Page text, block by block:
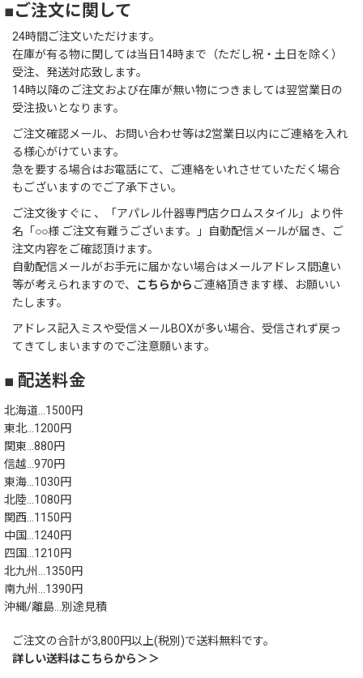
■ご注文に関して
24時間ご注文いただけます。
在庫が有る物に関しては当日14時まで（ただし祝・土日を除く）
受注、発送対応致します。
14時以降のご注文および在庫が無い物につきましては翌営業日の
受注扱いとなります。
ご注文確認メール、お問い合わせ等は2営業日以内にご連絡を入れ
る様心がけています。
急を要する場合はお電話にて、ご連絡をいれさせていただく場合
もございますのでご了承下さい。
ご注文後すぐに 、「アパレル什器専門店クロムスタイル」より件
名「○○様 ご注文有難うございます。」自動配信メールが届き、ご
注文内容をご確認頂けます。
自動配信メールがお手元に届かない場合はメールアドレス間違い
等が考えられますので、
こちらから ご連絡頂きます様、お願いい
たします。
アドレス記入ミスや受信メールBOXが多い場合、受信されず戻っ
てきてしまいますのでご注意願います。
■ 配送料金
北海道…1500円
東北…1200円
関東…880円
信越…970円
東海…1030円
北陸…1080円
関西…1150円
中国…1240円
四国…1210円
北九州…1350円
南九州…1390円
沖縄/離島…別途見積
ご注文の合計が3,800円以上(税別)で送料無料です。
詳しい送料はこちらから＞＞